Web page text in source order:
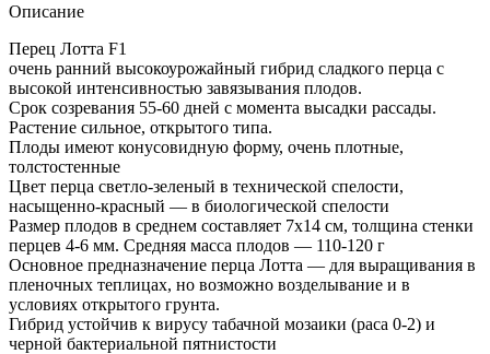
Описание
Перец Лотта F1
очень ранний высокоурожайный гибрид сладкого перца с
высокой интенсивностью завязывания плодов.
Срок созревания 55-60 дней с момента высадки рассады.
Растение сильное, открытого типа.
Плоды имеют конусовидную форму, очень плотные,
толстостенные
Цвет перца светло-зеленый в технической спелости,
насыщенно-красный — в биологической спелости
Размер плодов в среднем составляет 7х14 см, толщина стенки
перцев 4-6 мм. Средняя масса плодов — 110-120 г
Основное предназначение перца Лотта — для выращивания в
пленочных теплицах, но возможно возделывание и в
условиях открытого грунта.
Гибрид устойчив к вирусу табачной мозаики (раса 0-2) и
черной бактериальной пятнистости